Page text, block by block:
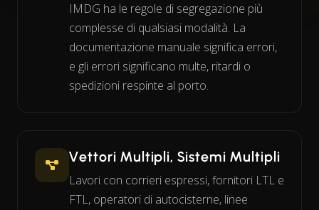
IMDG ha le regole di segregazione più
complesse di qualsiasi modalità. La
documentazione manuale significa errori,
e gli errori significano multe, ritardi o
spedizioni respinte al porto.
Vettori Multipli, Sistemi Multipli
Lavori con corrieri espressi, fornitori LTL e
FTL, operatori di autocisterne, linee